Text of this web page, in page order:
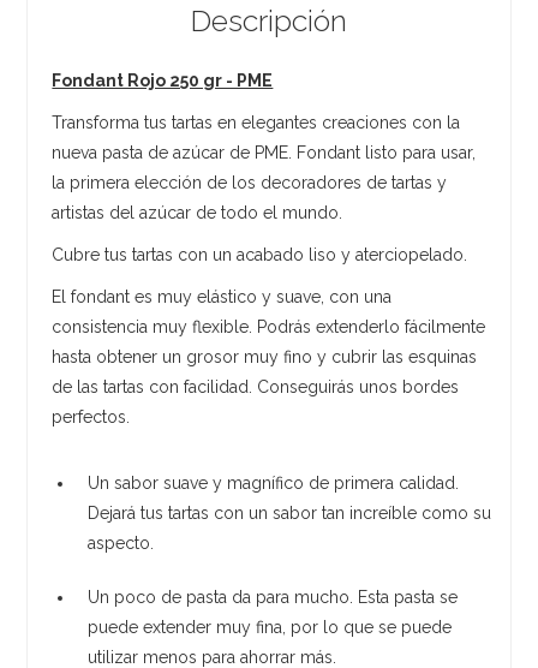
Descripción
Fondant Rojo 250 gr - PME
Transforma tus tartas en elegantes creaciones con la
nueva pasta de azúcar de PME. Fondant listo para usar,
la primera elección de los decoradores de tartas y
artistas del azúcar de todo el mundo.
Cubre tus tartas con un acabado liso y aterciopelado.
El fondant es muy elástico y suave, con una
consistencia muy flexible. Podrás extenderlo fácilmente
hasta obtener un grosor muy fino y cubrir las esquinas
de las tartas con facilidad. Conseguirás unos bordes
perfectos.
Un sabor suave y magnífico de primera calidad.
Dejará tus tartas con un sabor tan increíble como su
aspecto.
Un poco de pasta da para mucho. Esta pasta se
puede extender muy fina, por lo que se puede
utilizar menos para ahorrar más.